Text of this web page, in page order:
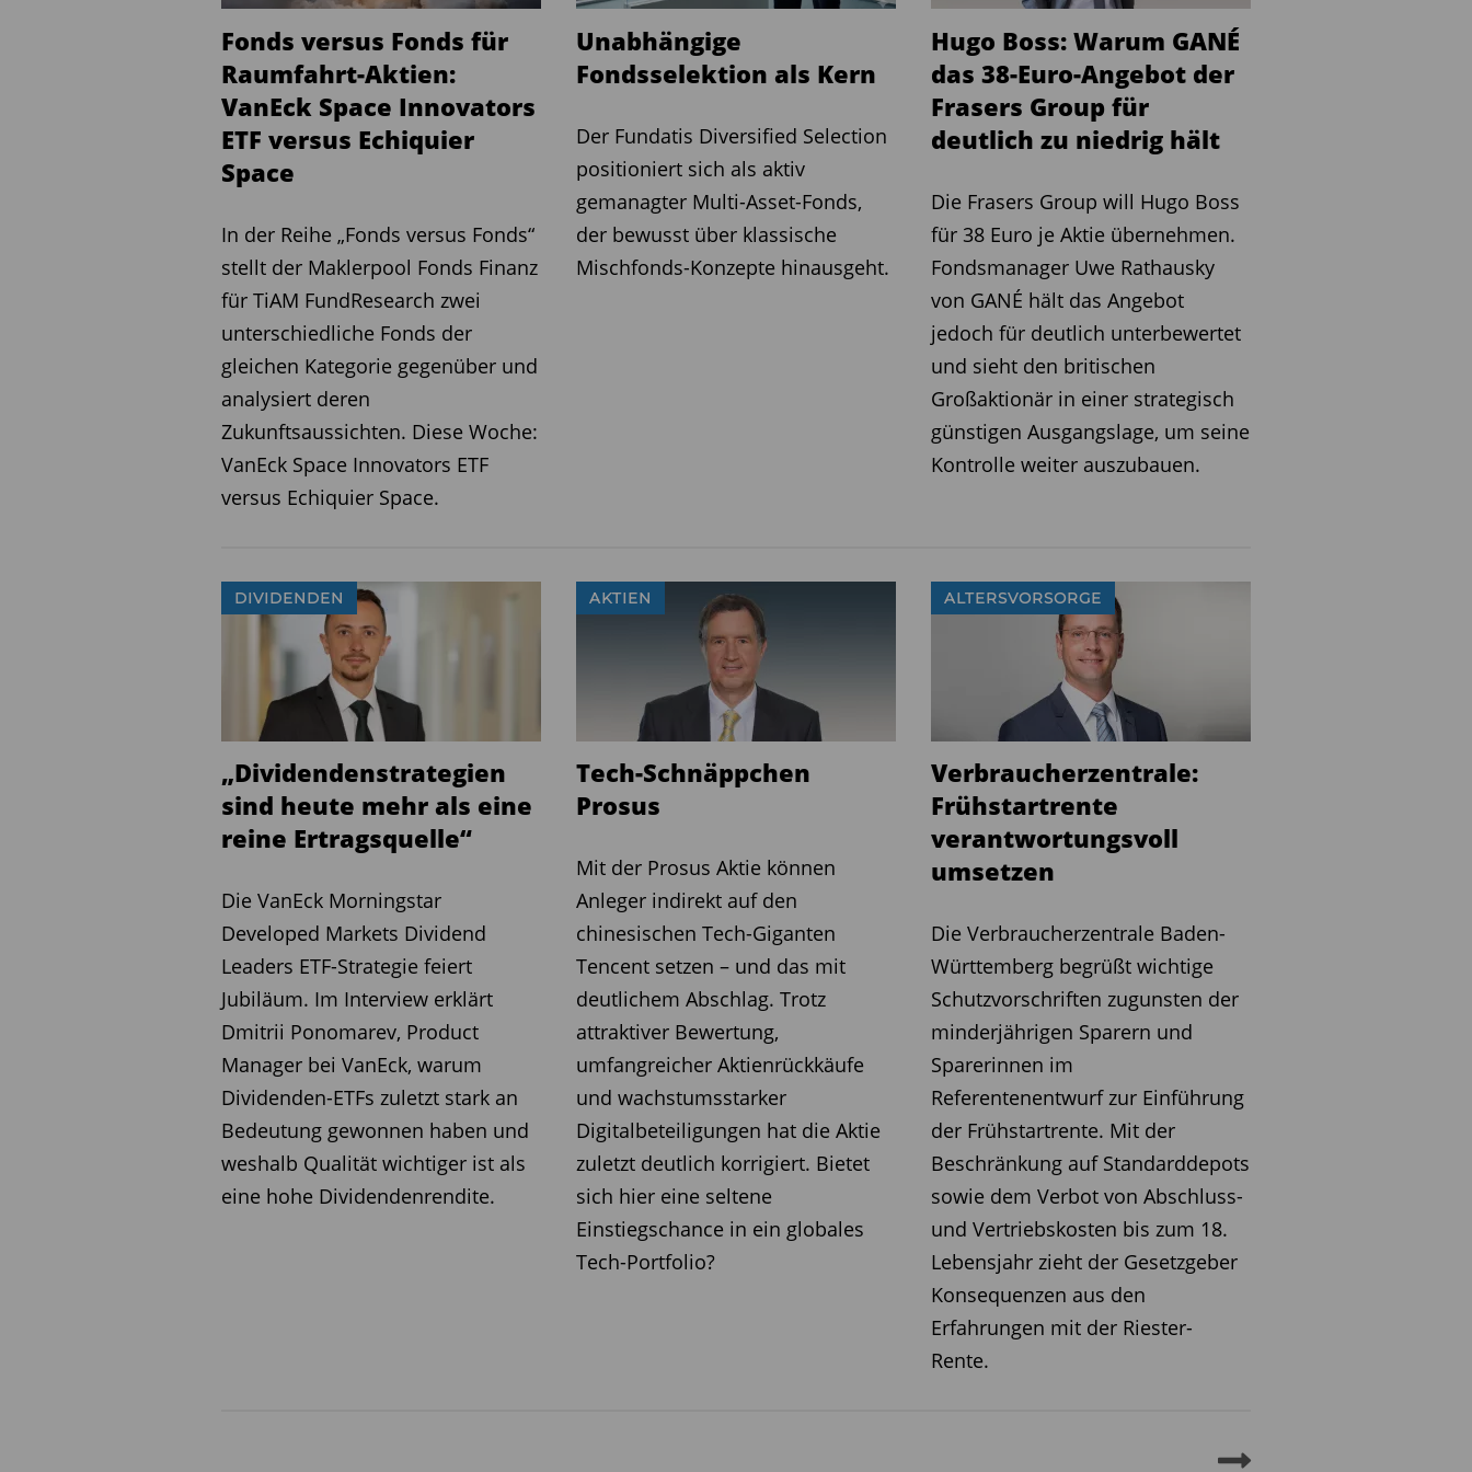
Wellington Strategic European Eq. DH € IE00B8BPMF80 20,3
Franklin European Dividend ETF IE00BF2B0L69 18,1
Flop
FTGF MC European Unconstr A € acc
Alpora Innovation Europa A
Quelle: FVBS professional; Stichtag: 25.5.2025
Aktienfonds Deutschland ISIN
Top
MEAG ProInvest A
S4A Pure Equity Germany R
Flop
Murphy&Spitz Umweltfonds Deutschland A LU0360172109 -17,7
Werte&Sicherheit Deutsche Aktien Plus P -13,9
Creating Alpha German Champions € -6,8
Aktienfonds Gesundheit
Lacuna Global Health Plus P LU0247050130 19,8
MIV Global MedTech P2 € LU0329630130 0,5
JPM Them. Genetic Therapies A acc $ LU2050612402 -21,9
Wellington Global Health Care Eq. DU $ IE00B00LSD17 -18,5
Fonds versus Fonds für
Raumfahrt-Aktien:
VanEck Space Innovators
ETF versus Echiquier
Space
In der Reihe „Fonds versus Fonds“
stellt der Maklerpool Fonds Finanz
für TiAM FundResearch zwei
unterschiedliche Fonds der
gleichen Kategorie gegenüber und
analysiert deren
Zukunftsaussichten. Diese Woche:
VanEck Space Innovators ETF
versus Echiquier Space.
Unabhängige
Fondsselektion als Kern
Der Fundatis Diversified Selection
positioniert sich als aktiv
gemanagter Multi-Asset-Fonds,
der bewusst über klassische
Mischfonds-Konzepte hinausgeht.
Hugo Boss: Warum GANÉ
das 38-Euro-Angebot der
Frasers Group für
deutlich zu niedrig hält
Die Frasers Group will Hugo Boss
für 38 Euro je Aktie übernehmen.
Fondsmanager Uwe Rathausky
von GANÉ hält das Angebot
jedoch für deutlich unterbewertet
und sieht den britischen
Großaktionär in einer strategisch
günstigen Ausgangslage, um seine
Kontrolle weiter auszubauen.
DIVIDENDEN
„Dividendenstrategien
sind heute mehr als eine
reine Ertragsquelle“
Die VanEck Morningstar
Developed Markets Dividend
Leaders ETF-Strategie feiert
Jubiläum. Im Interview erklärt
Dmitrii Ponomarev, Product
Manager bei VanEck, warum
Dividenden-ETFs zuletzt stark an
Bedeutung gewonnen haben und
weshalb Qualität wichtiger ist als
eine hohe Dividendenrendite.
AKTIEN
Tech-Schnäppchen
Prosus
Mit der Prosus Aktie können
Anleger indirekt auf den
chinesischen Tech-Giganten
Tencent setzen – und das mit
deutlichem Abschlag. Trotz
attraktiver Bewertung,
umfangreicher Aktienrückkäufe
und wachstumsstarker
Digitalbeteiligungen hat die Aktie
zuletzt deutlich korrigiert. Bietet
sich hier eine seltene
Einstiegschance in ein globales
Tech-Portfolio?
ALTERSVORSORGE
Verbraucherzentrale:
Frühstartrente
verantwortungsvoll
umsetzen ­ ­ ­ ­ ­ ­
Die Verbraucherzentrale Baden-
Württemberg begrüßt wichtige
Schutzvorschriften zugunsten der
minderjährigen Sparern und
Sparerinnen im
Referentenentwurf zur Einführung
der Frühstartrente. Mit der
Beschränkung auf Standarddepots
sowie dem Verbot von Abschluss-
und Vertriebskosten bis zum 18.
Lebensjahr zieht der Gesetzgeber
Konsequenzen aus den
Erfahrungen mit der Riester-
Rente.